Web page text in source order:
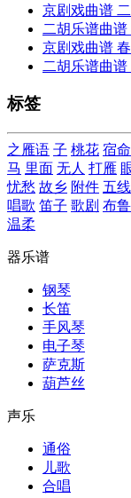
京剧戏曲谱
二胡乐谱曲
京剧戏曲谱
二胡乐谱曲谱
标签
之雁语 子 桃花 宿命
马 里面 无人 打雁
忧愁 故乡 附件 五
唱歌 笛子 歌剧 布
温柔
器乐谱
钢琴
长笛
手风琴
电子琴
萨克斯
葫芦丝
声乐
通俗
儿歌
合唱